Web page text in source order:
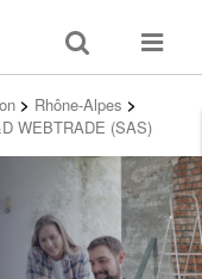
Toggle
search
Toggle
> Rhône-Alpes >
WEBTRADE (SAS)